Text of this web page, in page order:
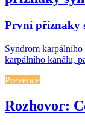
První příznaky
Syndrom
karpálního kanálu,
Prevence
Rozhovor: